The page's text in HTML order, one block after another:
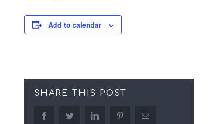
Add to calendar
SHARE THIS POST
facebooktwitter linkedin pinterestEmail